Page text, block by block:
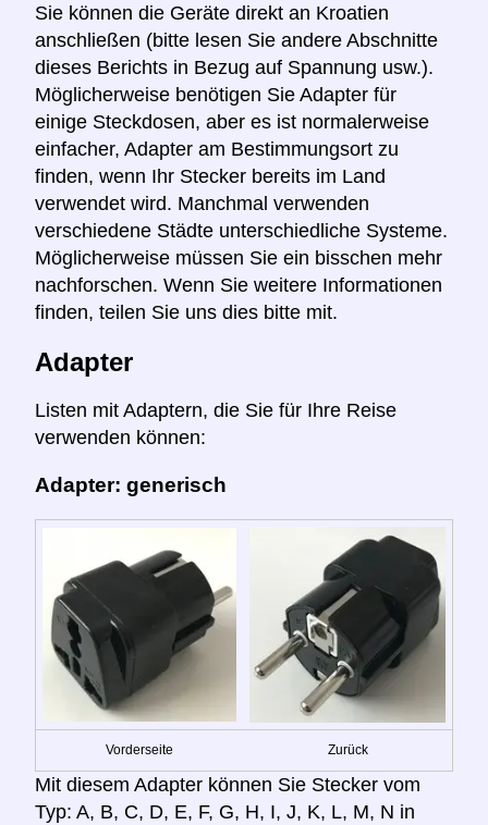
Sie können die Geräte direkt an Kroatien
anschließen (bitte lesen Sie andere Abschnitte
dieses Berichts in Bezug auf Spannung usw.).
Möglicherweise benötigen Sie Adapter für
einige Steckdosen, aber es ist normalerweise
einfacher, Adapter am Bestimmungsort zu
finden, wenn Ihr Stecker bereits im Land
verwendet wird. Manchmal verwenden
verschiedene Städte unterschiedliche Systeme.
Möglicherweise müssen Sie ein bisschen mehr
nachforschen. Wenn Sie weitere Informationen
finden, teilen Sie uns dies bitte mit.
Adapter
Listen mit Adaptern, die Sie für Ihre Reise
verwenden können:
Adapter: generisch
Vorderseite Zurück
Mit diesem Adapter können Sie Stecker vom
Typ: A, B, C, D, E, F, G, H, I, J, K, L, M, N in